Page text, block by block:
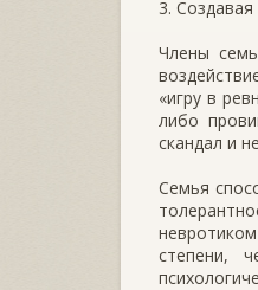
3.
Члены
«игру в
либо
скандал и
Семья
степени,